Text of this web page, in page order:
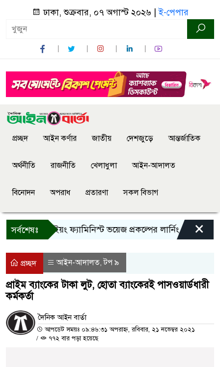
ঢাকা, শুক্রবার, ০৭ অগাস্ট ২০২৬ |ই-পেপার
প্রচ্ছদ আইন কর্ণার জাতীয় দেশজুড়ে আন্তর্জাতিক
অর্থনীতি রাজনীতি খেলাধুলা আইন-আদালত
বিনোদন অপরাধ প্রতারণা সকল বিভাগ
সর্বশেষঃ
বান্দরবানে ইয়ং ফ্যামিনিস্ট ভয়েজ প্রকল্পের লার্নিং শেয়ারিং
×
প্রচ্ছদ আইন-আদালত,টপ ৯
প্রাইম ব্যাংকের টাকা লুট, হোতা ব্যাংকেরই পাসওয়ার্ডধারী
কর্মকর্তা
দৈনিক আইন বার্তা
আপডেট সময়ঃ ০৯:৪৬:৩১ অপরাহ্ন, রবিবার, ২১ নভেম্বর ২০২১
/
৭৭২ বার পড়া হয়েছে